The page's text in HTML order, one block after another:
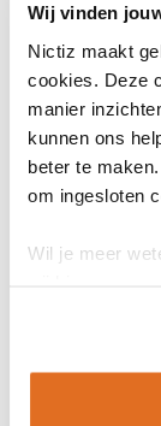
Wij vinden
Nictiz maakt
cookies. Deze
manier
kunnen ons
beter te
om ingesloten
Wil je meer